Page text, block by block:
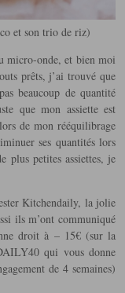
et son trio de riz)
micro-onde, et bien moi
prêts, j’ai trouvé que
beaucoup de quantité
que mon assiette est
de mon rééquilibrage
ses quantités lors
plus petites assiettes, je
Kitchendaily, la jolie
ils m’ont communiqué
droit à – 15€ (sur la
qui vous donne
de 4 semaines)